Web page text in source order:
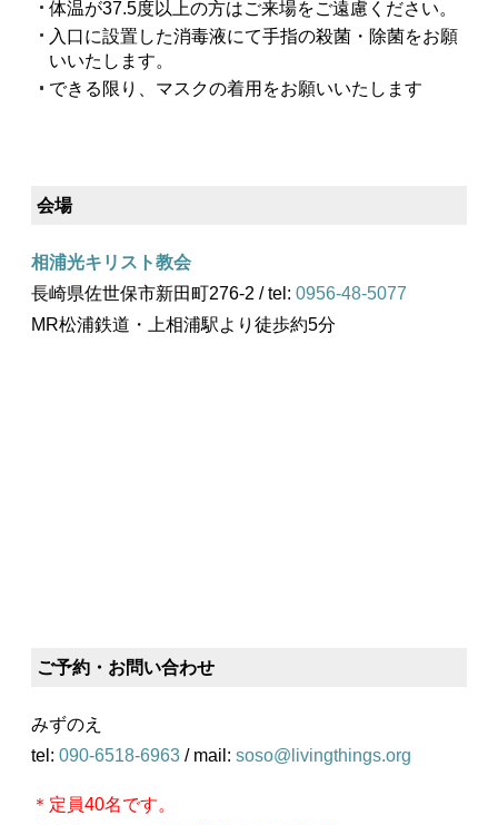
体温が37.5度以上の方はご来場をご遠慮ください。
入口に設置した消毒液にて手指の殺菌・除菌をお願
いいたします。
できる限り、マスクの着用をお願いいたします
会場
相浦光キリスト教会
長崎県佐世保市新田町276-2 / tel: 0956-48-5077
MR松浦鉄道・上相浦駅より徒歩約5分
ご予約・お問い合わせ
みずのえ
tel: 090-6518-6963 / mail: soso@livingthings.org
＊定員40名です。